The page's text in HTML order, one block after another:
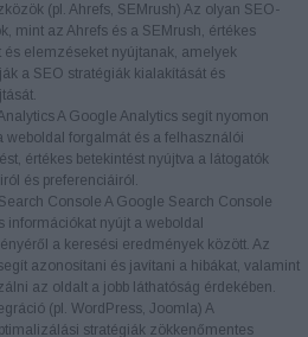
(pl. Ahrefs, SEMrush) Az olyan SEO-
mint az Ahrefs és a SEMrush, értékes
és elemzéseket nyújtanak, amelyek
a SEO stratégiák kialakítását és
A Google Analytics segít nyomon
weboldal forgalmát és a felhasználói
értékes betekintést nyújtva a látogatók
és preferenciáiról.
Console A Google Search Console
információkat nyújt a weboldal
a keresési eredmények között. Az
azonosítani és javítani a hibákat, valamint
az oldalt a jobb láthatóság érdekében.
(pl. WordPress, Joomla) A
stratégiák zökkenőmentes